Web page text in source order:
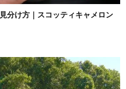
分け方｜スコッティキャメロン